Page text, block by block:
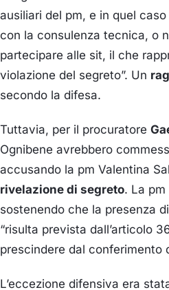
ausiliari del pm, e in quel
con la consulenza tecnica, o
partecipare alle sit, il che
violazione del segreto”. Un
secondo la difesa.
Tuttavia, per il procuratore
Ognibene avrebbero
accusando la pm Valentina
rivelazione di segreto. La
sostenendo che la presenza
“risulta prevista dall’articolo
prescindere dal conferimento
L’eccezione difensiva era